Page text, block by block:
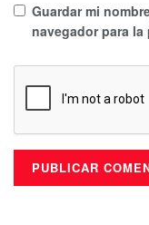
Guardar mi
navegador para